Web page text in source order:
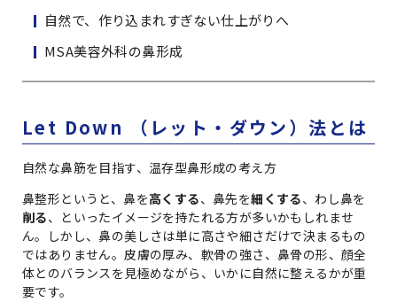
自然で、作り込まれすぎない仕上がりへ
MSA美容外科の鼻形成
Let Down （レット・ダウン）法とは
自然な鼻筋を目指す、温存型鼻形成の考え方
鼻整形というと、鼻を高くする、鼻先を細くする、わし鼻を
削る、といったイメージを持たれる方が多いかもしれませ
ん。しかし、鼻の美しさは単に高さや細さだけで決まるもの
ではありません。皮膚の厚み、軟骨の強さ、鼻骨の形、顔全
体とのバランスを見極めながら、いかに自然に整えるかが重
要です。